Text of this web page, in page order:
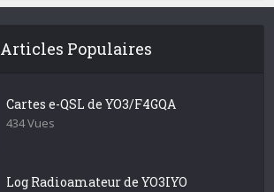
Articles Populaires
Cartes e-QSL de YO3/F4GQA
434 Vues
Log Radioamateur de YO3IYO